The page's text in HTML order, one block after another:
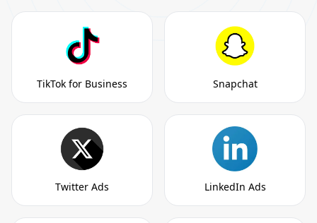
TikTok for Business Snapchat
Twitter Ads LinkedIn Ads